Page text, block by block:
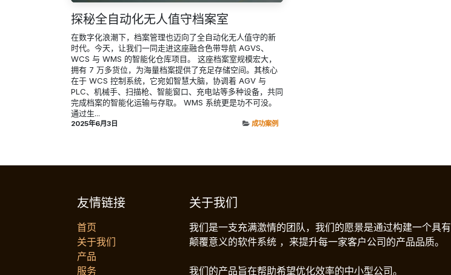
探秘全自动化无人值守档案室
在数字化浪潮下，档案管理也迈向了全自动化无人值守的新
时代。今天，让我们一同走进这座融合色带导航 AGVS、
WCS 与 WMS 的智能化仓库项目。 这座档案室规模宏大，
拥有 7 万多货位，为海量档案提供了充足存储空间。其核心
在于 WCS 控制系统，它宛如智慧大脑，协调着 AGV 与
PLC、机械手、扫描枪、智能窗口、充电站等多种设备，共同
完成档案的智能化运输与存取。 WMS 系统更是功不可没。
通过生...
2025年6月3日 成功案例
友情链接
首页
关于我们
产品
服务
关于我们
我们是一支充满激情的团队，我们的愿景是通过构建一个具有
颠覆意义的软件系统 ，来提升每一家客户公司的产品品质。
我们的产品旨在帮助希望优化效率的中小型公司。